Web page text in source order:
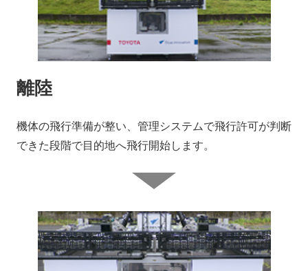
離陸
機体の飛行準備が整い、管理システムで飛行許可が判断
できた段階で目的地へ飛行開始します。